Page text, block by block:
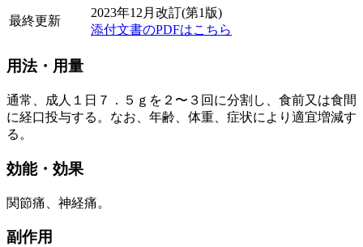
最終更新
2023年12月改訂(第1版)
添付文書のPDFはこちら
用法・用量
通常、成人１日７．５ｇを２〜３回に分割し、食前又は食間
に経口投与する。なお、年齢、体重、症状により適宜増減す
る。
効能・効果
関節痛、神経痛。
副作用